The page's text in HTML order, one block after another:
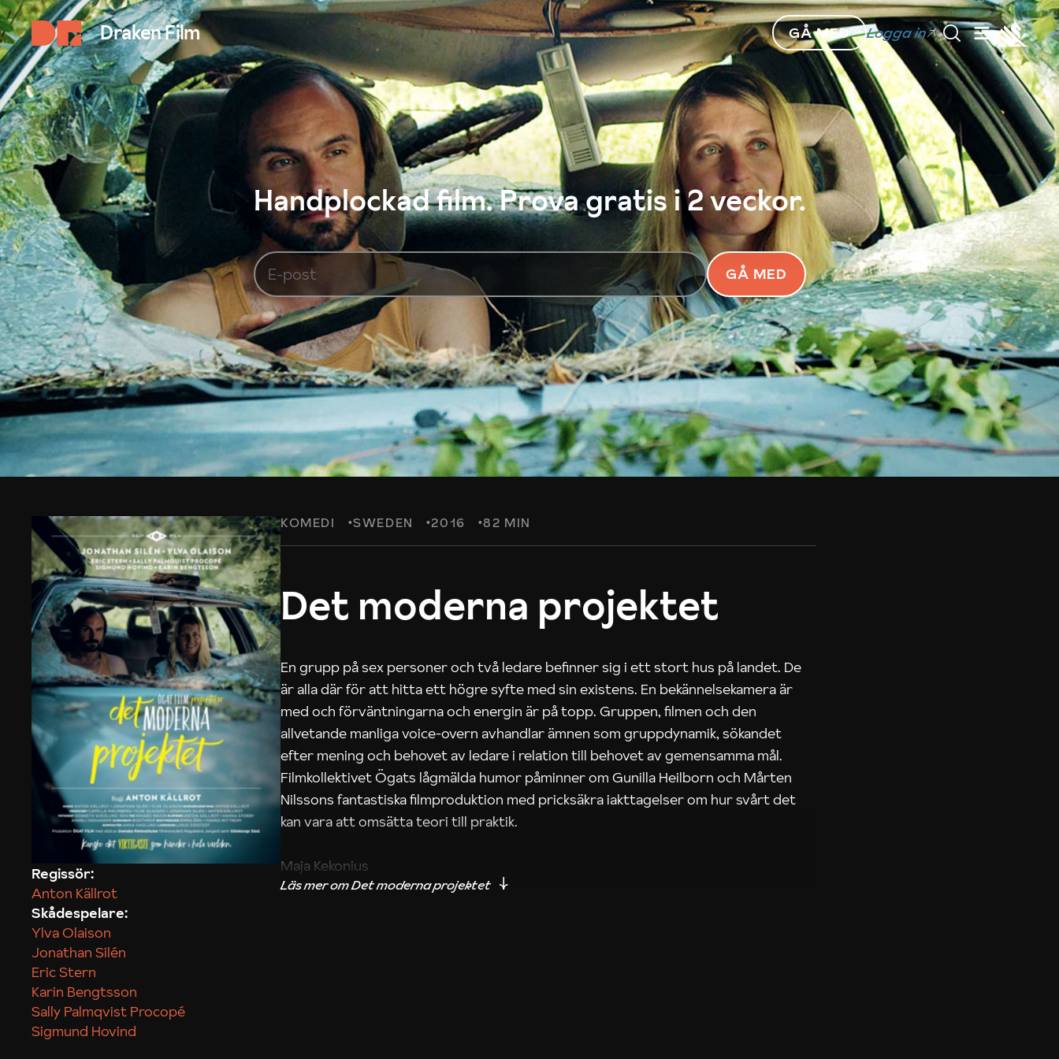
Draken Film GÅ MED Logga in
Handplockad film. Prova gratis i 2 veckor.
GÅ MED
KOMEDI SWEDEN 2016 82 MIN
Det moderna projektet
En grupp på sex personer och två ledare befinner sig i ett stort hus på landet. De
är alla där för att hitta ett högre syfte med sin existens. En bekännelsekamera är
med och förväntningarna och energin är på topp. Gruppen, filmen och den
allvetande manliga voice-overn avhandlar ämnen som gruppdynamik, sökandet
efter mening och behovet av ledare i relation till behovet av gemensamma mål.
Filmkollektivet Ögats lågmälda humor påminner om Gunilla Heilborn och Mårten
Nilssons fantastiska filmproduktion med pricksäkra iakttagelser om hur svårt det
kan vara att omsätta teori till praktik.
Maja Kekonius
Regissör:
Anton Källrot
Skådespelare:
Ylva Olaison
Jonathan Silén
Eric Stern
Karin Bengtsson
Sally Palmqvist Procopé
Sigmund Hovind